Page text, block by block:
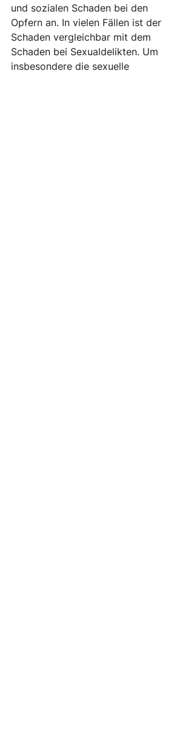
und sozialen Schaden bei den
Opfern an. In vielen Fällen ist der
Schaden vergleichbar mit dem
Schaden bei Sexualdelikten. Um
insbesondere die sexuelle